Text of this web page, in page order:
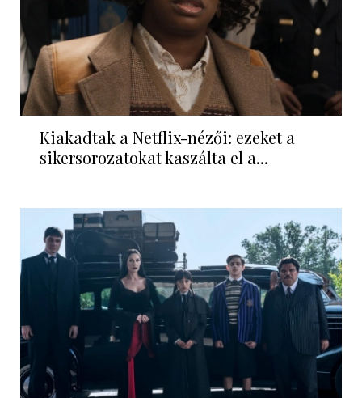
Kiakadtak a Netflix-nézői: ezeket a
sikersorozatokat kaszálta el a...